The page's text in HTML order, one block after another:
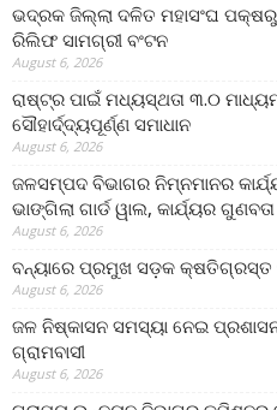
ଭଦ୍ରକ ଜିଲ୍ଲା ଦଳିତ ମହାସଂଘ
ରିଲିଫ ସାମଗ୍ରୀ ବଂଟନ
August 6, 2026
ରାଷ୍ଟ୍ର ପାଇଁ ମଧ୍ୟସ୍ଥତା ୩.୦
ସୌହାର୍ଦ୍ଦ୍ୟପୂର୍ଣ୍ଣ ସମାଧାନ
August 6, 2026
ଜଳସମ୍ପଦ ବିଭାଗର ନିମ୍ନମାନର
ଭାଙ୍ଗିଲା ଗାର୍ଡ ୱାଲ, କାର୍ଯ୍ୟର
August 6, 2026
ବନ୍ୟାରେ ପ୍ରମୁଖ ସଡ଼କ
August 6, 2026
ଜଳ ନିଷ୍କାସନ ସମସ୍ୟା ନେଇ
ଗ୍ରାମବାସୀ
August 6, 2026